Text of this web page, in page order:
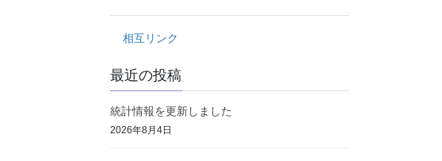
相互リンク
最近の投稿
統計情報を更新しました
2026年8月4日